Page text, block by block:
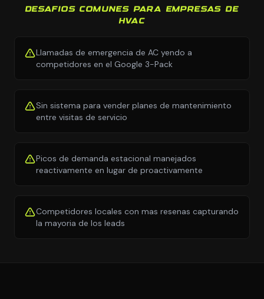
DESAFIOS COMUNES PARA EMPRESAS DE
HVAC
Llamadas de emergencia de AC yendo a
competidores en el Google 3-Pack
Sin sistema para vender planes de mantenimiento
entre visitas de servicio
Picos de demanda estacional manejados
reactivamente en lugar de proactivamente
Competidores locales con mas resenas capturando
la mayoria de los leads